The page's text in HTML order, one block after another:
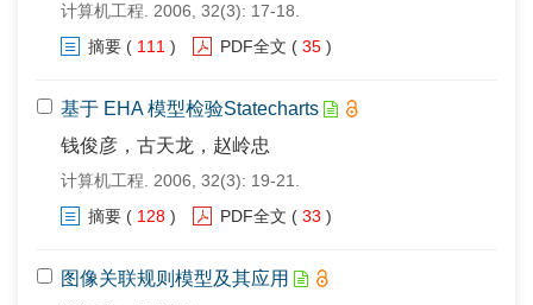
计算机工程. 2006, 32(3): 17-18.
摘要 ( 111 ) PDF全文 ( 35 )
基于 EHA 模型检验Statecharts
钱俊彦，古天龙，赵岭忠
计算机工程. 2006, 32(3): 19-21.
摘要 ( 128 ) PDF全文 ( 33 )
图像关联规则模型及其应用